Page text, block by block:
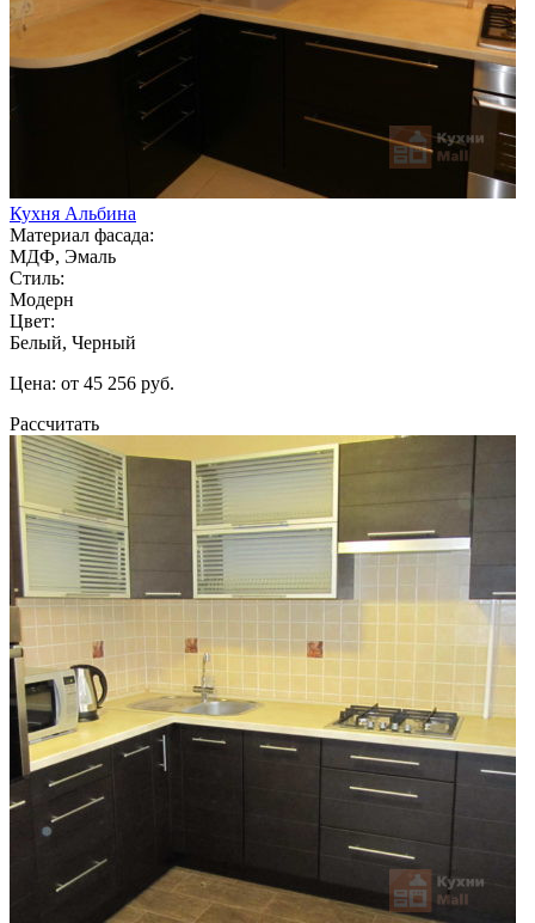
Кухня Альбина
Материал фасада:
МДФ, Эмаль
Стиль:
Модерн
Цвет:
Белый, Черный
Цена: от 45 256 руб.
Рассчитать